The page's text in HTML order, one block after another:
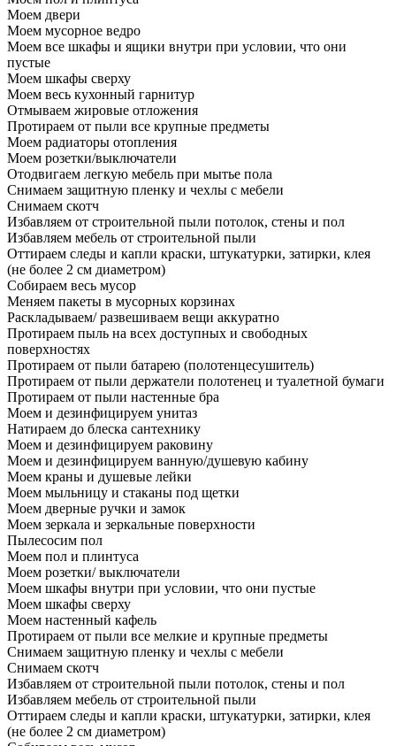
Моем двери
Моем мусорное ведро
Моем все шкафы и ящики внутри при условии, что они
пустые
Моем шкафы сверху
Моем весь кухонный гарнитур
Отмываем жировые отложения
Протираем от пыли все крупные предметы
Моем радиаторы отопления
Моем розетки/выключатели
Отодвигаем легкую мебель при мытье пола
Снимаем защитную пленку и чехлы с мебели
Снимаем скотч
Избавляем от строительной пыли потолок, стены и пол
Избавляем мебель от строительной пыли
Оттираем следы и капли краски, штукатурки, затирки, клея
(не более 2 см диаметром)
Собираем весь мусор
Меняем пакеты в мусорных корзинах
Раскладываем/ развешиваем вещи аккуратно
Протираем пыль на всех доступных и свободных
поверхностях
Протираем от пыли батарею (полотенцесушитель)
Протираем от пыли держатели полотенец и туалетной бумаги
Протираем от пыли настенные бра
Моем и дезинфицируем унитаз
Натираем до блеска сантехнику
Моем и дезинфицируем раковину
Моем и дезинфицируем ванную/душевую кабину
Моем краны и душевые лейки
Моем мыльницу и стаканы под щетки
Моем дверные ручки и замок
Моем зеркала и зеркальные поверхности
Пылесосим пол
Моем пол и плинтуса
Моем розетки/ выключатели
Моем шкафы внутри при условии, что они пустые
Моем шкафы сверху
Моем настенный кафель
Протираем от пыли все мелкие и крупные предметы
Снимаем защитную пленку и чехлы с мебели
Снимаем скотч
Избавляем от строительной пыли потолок, стены и пол
Избавляем мебель от строительной пыли
Оттираем следы и капли краски, штукатурки, затирки, клея
(не более 2 см диаметром)